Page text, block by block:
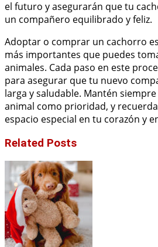
el futuro y asegurarán que tu
un compañero equilibrado y feliz.
Adoptar o comprar un cachorro
más importantes que puedes
animales. Cada paso en este
para asegurar que tu nuevo
larga y saludable. Mantén
animal como prioridad, y
espacio especial en tu corazón y
Related Posts